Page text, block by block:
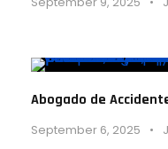
Abogado de
September 6, 2025 •